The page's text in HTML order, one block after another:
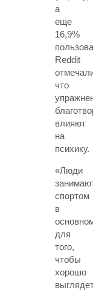
а
еще
16,9%
Reddit
что
влияют
на
психику.
«Люди
спортом
в
для
того,
чтобы
хорошо